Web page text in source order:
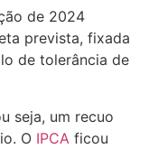
de 2024
prevista, fixada
de tolerância de
seja, um recuo
O IPCA ficou